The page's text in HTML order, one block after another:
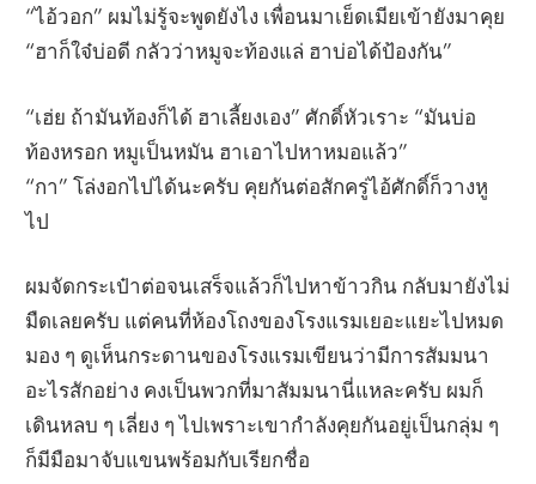
“ไอ้วอก” ผมไม่รู้จะพูดยังไง เพื่อนมาเย็ดเมียเข้ายังมาคุย
“ฮาก็ใจ๋บ่อดี กลัวว่าหมูจะท้องแล่ ฮาบ่อได้ป้องกัน”
“เฮ่ย ถ้ามันท้องก็ได้ ฮาเลี้ยงเอง” ศักดิ์หัวเราะ “มันบ่อ
ท้องหรอก หมูเป็นหมัน ฮาเอาไปหาหมอแล้ว”
“กา” โล่งอกไปได้นะครับ คุยกันต่อสักครู่ไอ้ศักดิ์ก็วางหู
ไป
ผมจัดกระเป๋าต่อจนเสร็จแล้วก็ไปหาข้าวกิน กลับมายังไม่
มืดเลยครับ แต่คนที่ห้องโถงของโรงแรมเยอะแยะไปหมด
มอง ๆ ดูเห็นกระดานของโรงแรมเขียนว่ามีการสัมมนา
อะไรสักอย่าง คงเป็นพวกที่มาสัมมนานี่แหละครับ ผมก็
เดินหลบ ๆ เลี่ยง ๆ ไปเพราะเขากำลังคุยกันอยู่เป็นกลุ่ม ๆ
ก็มีมือมาจับแขนพร้อมกับเรียกชื่อ